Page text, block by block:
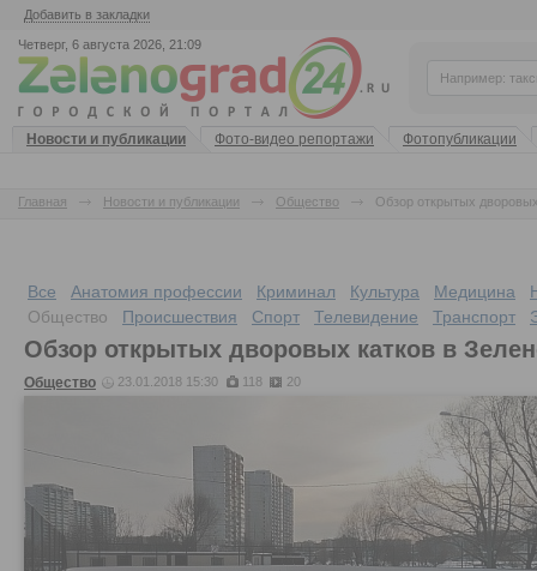
Добавить в закладки
Четверг, 6 августа 2026, 21:09
Новости и публикации Фото-видео репортажи Фотопубликации
Главная Новости и публикации Общество Обзор открытых
Все Анатомия профессии Криминал Культура Медицина
Общество
Происшествия Спорт Телевидение Транспорт
Обзор открытых дворовых катков в
Общество 23.01.2018 15:30 118 20